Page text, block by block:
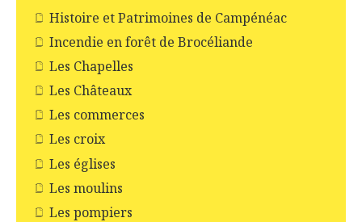
Histoire et Patrimoines de Campénéac
Incendie en forêt de Brocéliande
Les Chapelles
Les Châteaux
Les commerces
Les croix
Les églises
Les moulins
Les pompiers